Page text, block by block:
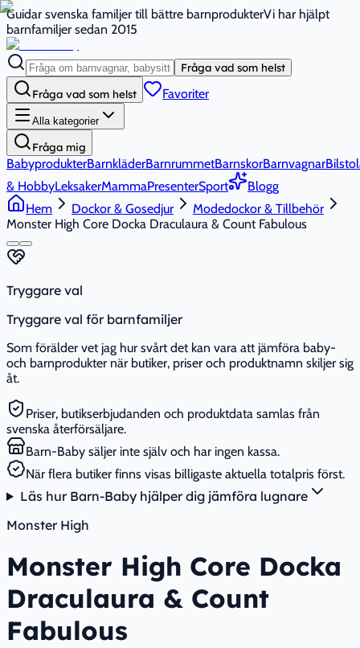
Guidar svenska familjer till bättre barnprodukterVi har hjälpt
barnfamiljer sedan 2015
Fråga vad som helst
Fråga vad som helst Favoriter
Alla kategorier
Fråga mig
BabyprodukterBarnkläderBarnrummetBarnskorBarnvagnar
& HobbyLeksakerMammaPresenterSport
Blogg
Hem
Dockor & Gosedjur
Modedockor & Tillbehör
Monster High Core Docka Draculaura & Count Fabulous
Tryggare val
Tryggare val för barnfamiljer
Som förälder vet jag hur svårt det kan vara att jämföra baby-
och barnprodukter när butiker, priser och produktnamn skiljer sig
åt.
Priser, butikserbjudanden och produktdata samlas från
svenska återförsäljare.
Barn-Baby säljer inte själv och har ingen kassa.
När flera butiker finns visas billigaste aktuella totalpris först.
Läs hur Barn-Baby hjälper dig jämföra lugnare
Monster High
Monster High Core Docka
Draculaura & Count
Fabulous